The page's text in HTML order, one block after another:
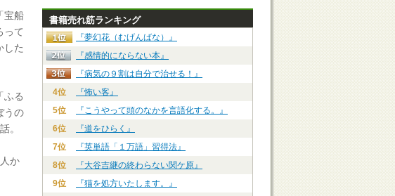
宝船
って
した
ふる
うの
。
か
書籍売れ筋ランキング
『夢幻花（むげんばな）』
『感情的にならない本』
『病気の９割は自分で治せる！』
4位
『怖い客』
5位
『こうやって頭のなかを言語化する。』
6位
『道をひらく』
7位
『英単語「１万語」習得法』
8位
『大谷吉継の終わらない関ケ原』
9位
『猫を処方いたします。』